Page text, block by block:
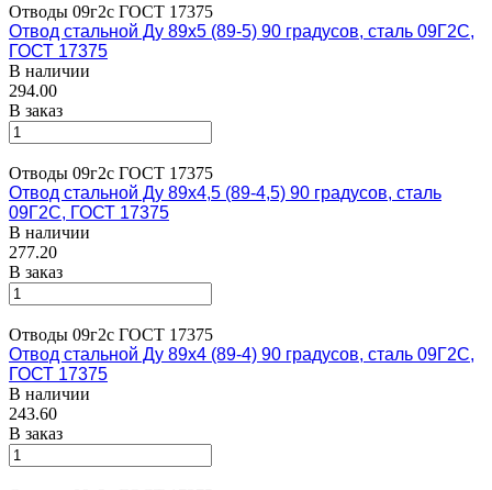
Отводы 09г2с ГОСТ 17375
Отвод стальной Ду 89х5 (89-5) 90 градусов, сталь 09Г2С,
ГОСТ 17375
В наличии
294.00
В заказ
Отводы 09г2с ГОСТ 17375
Отвод стальной Ду 89х4,5 (89-4,5) 90 градусов, сталь
09Г2С, ГОСТ 17375
В наличии
277.20
В заказ
Отводы 09г2с ГОСТ 17375
Отвод стальной Ду 89х4 (89-4) 90 градусов, сталь 09Г2С,
ГОСТ 17375
В наличии
243.60
В заказ